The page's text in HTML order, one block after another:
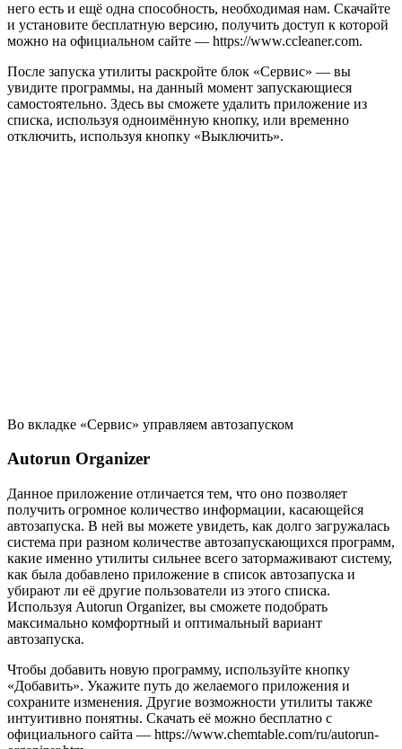
него есть и ещё одна способность, необходимая нам. Скачайте
и установите бесплатную версию, получить доступ к которой
можно на официальном сайте — https://www.ccleaner.com.
После запуска утилиты раскройте блок «Сервис» — вы
увидите программы, на данный момент запускающиеся
самостоятельно. Здесь вы сможете удалить приложение из
списка, используя одноимённую кнопку, или временно
отключить, используя кнопку «Выключить».
Во вкладке «Сервис» управляем автозапуском
Autorun Organizer
Данное приложение отличается тем, что оно позволяет
получить огромное количество информации, касающейся
автозапуска. В ней вы можете увидеть, как долго загружалась
система при разном количестве автозапускающихся программ,
какие именно утилиты сильнее всего затормаживают систему,
как была добавлено приложение в список автозапуска и
убирают ли её другие пользователи из этого списка.
Используя Autorun Organizer, вы сможете подобрать
максимально комфортный и оптимальный вариант
автозапуска.
Чтобы добавить новую программу, используйте кнопку
«Добавить». Укажите путь до желаемого приложения и
сохраните изменения. Другие возможности утилиты также
интуитивно понятны. Скачать её можно бесплатно с
официального сайта — https://www.chemtable.com/ru/autorun-